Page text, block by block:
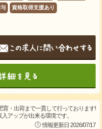
資格取得支援あり
・出荷まで一貫して行っております!
アップが出来る環境です。
情報更新日 2026/07/17